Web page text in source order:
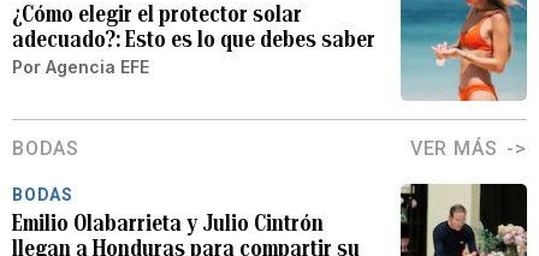
¿Cómo elegir el protector solar
adecuado?: Esto es lo que debes saber
Por Agencia EFE
BODAS VER MÁS
BODAS
Emilio Olabarrieta y Julio Cintrón
llegan a Honduras para compartir su